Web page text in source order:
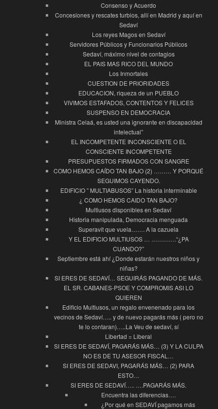
Consenso y Acuerdo
Concesiones y rescates turbios, allí en Madrid y aquí en
Sedaví
Los reyes Magos en Sedaví
Servidores Públicos y Funcionarios Públicos
Sedaví, máximo nivel de contagios
EL PAIS MAS RICO DEL MUNDO
Los Inmortales
CUESTION DE PRIORIDADES
EDUCACION, riqueza de un PUEBLO
VIVIMOS ESTAFADOS, CONTENTOS Y FELICES
SUSPENSO EN DEMOCRACIA
Ministra Celaá, es usted una ignorante en discapacidad
intelectual”
EL INCOMPETENTE INCONSCIENTE O EL
CONSCIENTE INCOMPETENTE
PRESUPUESTOS FIRMADOS CON SANGRE
COMO HEMOS CAÍDO TAN BAJO (2) ……… Y PORQUÉ
SEGUIMOS CAYENDO.
EDIFICIO ” MULTIABUSOS” La historia interminable
¿ COMO HEMOS CAIDO TAN BAJO?
Multiusos disponibles en Sedaví
Historia manipulada, Democracia menguada
Superavit que vuela……. A la cazuela
Y EL EDIFICIO MULTIUSOS … ………….“¿PA
CUANDO?”
Septiembre está ahí ¿Donde estarán nuestros niños y
niñas?
SI ERES DE SEDAVÍ… SEGUIRÁS PAGANDO DE MÁS.
EL SR. CABANES-PSOE Y COMPROMIS ASI LO
QUIEREN
Edificio Multiusos, un regalo envenenado para los
vecinos de Sedaví….. y de nuevo pagarás más ( pero no
te lo contaran)…..La Veu de sedaví, sí
Libertad = Liberal
SI ERES DE SEDAVÍ, PAGARÁS MÁS… (3) Y LA CULPA
NO ES DE TU ASESOR FISCAL…
SI ERES DE SEDAVI, PAGARÁS MÁS… (2) PARA
ESTO…
SI ERES DE SEDAVÍ….. ….PAGARÁS MÁS.
Encuentra las diferencias….
¿Por qué en SEDAVÍ pagamos más